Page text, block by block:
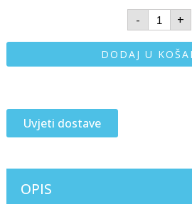
- +
DODAJ U
Uvjeti dostave
OPIS